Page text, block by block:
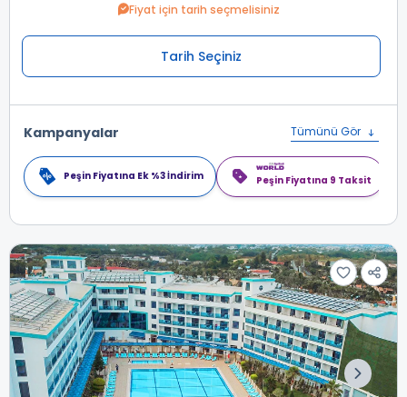
Fiyat için tarih seçmelisiniz
Tarih Seçiniz
Kampanyalar Tümünü Gör
Peşin Fiyatına Ek %3 İndirim Peşin Fiyatına 9 Taksit